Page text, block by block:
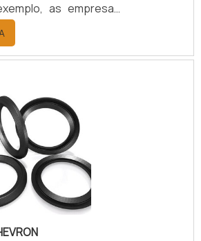
as empresas
em trocadores de
direcionada para
é utilizada em
condensadores,
entre outros.Os
trocadores de calor
por indústrias como a
e a farmacêutica.
muitas vezes
de ca.